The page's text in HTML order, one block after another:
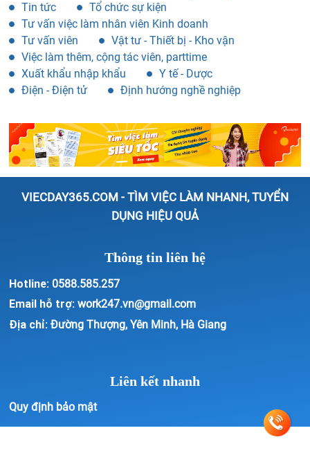
Tin tức
Tổ chức sự kiện
Tư vấn việc làm nhân viên Kinh doanh
Tư vấn viên
Vật tư - Thiết bị - Kho vận
Việc làm thêm, cộng tác viên, parttime
Xuất khẩu nhập khẩu
Y tế - Dược
Điện - Điện tử
Định hướng nghề nghiệp
VIECDAY365.COM - TÌM VIỆC LÀM NHANH, TUYỂN
DỤNG HIỆU QUẢ
Thông tin liên hệ
Hotline: 0588.585.257
Email hỗ trợ: work247.vn@gmail.com
Địa chỉ: Đường Thượng, Yên Minh, Hà Giang
Liên kết nhanh
Quy định bảo mật